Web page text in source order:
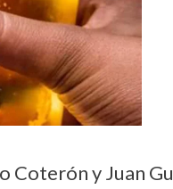
Coterón y Juan